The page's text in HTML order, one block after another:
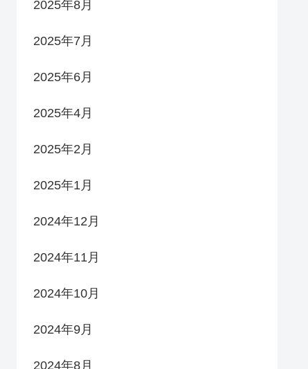
2025年8月
2025年7月
2025年6月
2025年4月
2025年2月
2025年1月
2024年12月
2024年11月
2024年10月
2024年9月
2024年8月